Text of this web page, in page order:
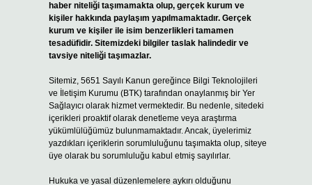
haber niteliği taşımamakta olup, gerçek kurum ve
kişiler hakkında paylaşım yapılmamaktadır. Gerçek
kurum ve kişiler ile isim benzerlikleri tamamen
tesadüfidir. Sitemizdeki bilgiler taslak halindedir ve
tavsiye niteliği taşımazlar.
Sitemiz, 5651 Sayılı Kanun gereğince Bilgi Teknolojileri
ve İletişim Kurumu (BTK) tarafından onaylanmış bir Yer
Sağlayıcı olarak hizmet vermektedir. Bu nedenle, sitedeki
içerikleri proaktif olarak denetleme veya araştırma
yükümlülüğümüz bulunmamaktadır. Ancak, üyelerimiz
yazdıkları içeriklerin sorumluluğunu taşımakta olup, siteye
üye olarak bu sorumluluğu kabul etmiş sayılırlar.
Hukuka ve yasal düzenlemelere aykırı olduğunu